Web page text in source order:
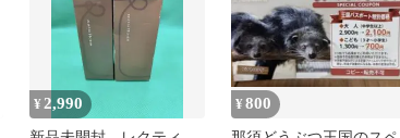
¥2,990 ¥800